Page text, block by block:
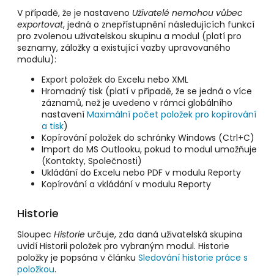
V případě, že je nastaveno Uživatelé nemohou vůbec
exportovat, jedná o znepřístupnění následujících funkcí
pro zvolenou uživatelskou skupinu a modul (platí pro
seznamy, záložky a existující vazby upravovaného
modulu):
Export položek do Excelu nebo XML
Hromadný tisk (platí v případě, že se jedná o více
záznamů, než je uvedeno v rámci globálního
nastavení Maximální počet položek pro kopírování
a tisk)
Kopírování položek do schránky Windows (Ctrl+C)
Import do MS Outlooku, pokud to modul umožňuje
(Kontakty, Společnosti)
Ukládání do Excelu nebo PDF v modulu Reporty
Kopírování a vkládání v modulu Reporty
Historie
Sloupec Historie určuje, zda daná uživatelská skupina
uvidí Historii položek pro vybraným modul. Historie
položky je popsána v článku Sledování historie práce s
položkou.